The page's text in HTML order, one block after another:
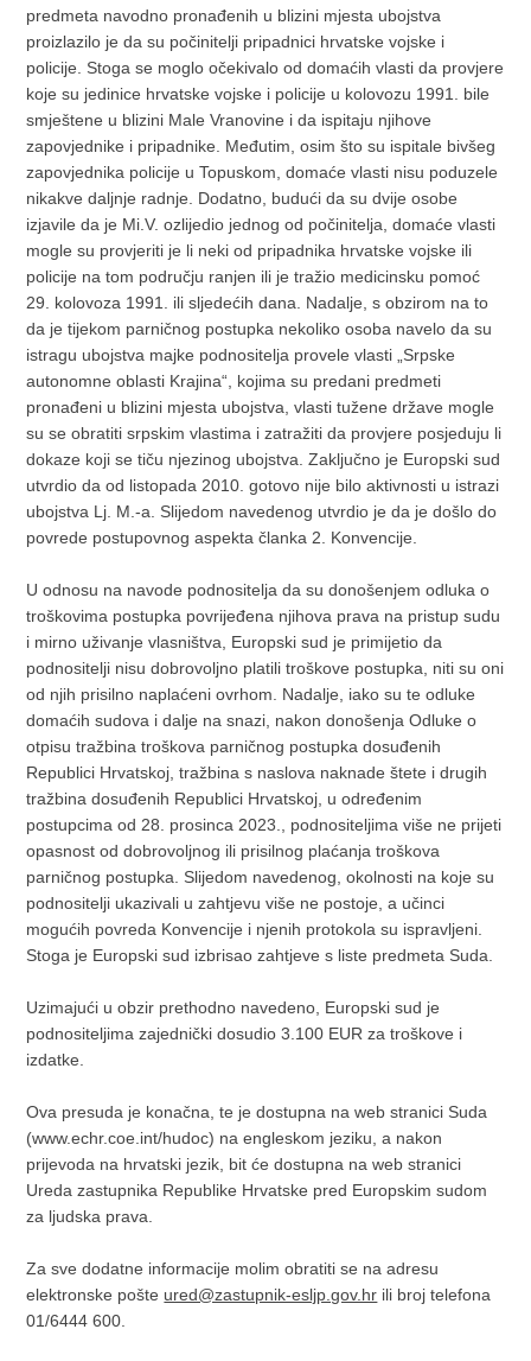
predmeta navodno pronađenih u blizini mjesta ubojstva
proizlazilo je da su počinitelji pripadnici hrvatske vojske i
policije. Stoga se moglo očekivalo od domaćih vlasti da provjere
koje su jedinice hrvatske vojske i policije u kolovozu 1991. bile
smještene u blizini Male Vranovine i da ispitaju njihove
zapovjednike i pripadnike. Međutim, osim što su ispitale bivšeg
zapovjednika policije u Topuskom, domaće vlasti nisu poduzele
nikakve daljnje radnje. Dodatno, budući da su dvije osobe
izjavile da je Mi.V. ozlijedio jednog od počinitelja, domaće vlasti
mogle su provjeriti je li neki od pripadnika hrvatske vojske ili
policije na tom području ranjen ili je tražio medicinsku pomoć
29. kolovoza 1991. ili sljedećih dana. Nadalje, s obzirom na to
da je tijekom parničnog postupka nekoliko osoba navelo da su
istragu ubojstva majke podnositelja provele vlasti „Srpske
autonomne oblasti Krajina“, kojima su predani predmeti
pronađeni u blizini mjesta ubojstva, vlasti tužene države mogle
su se obratiti srpskim vlastima i zatražiti da provjere posjeduju li
dokaze koji se tiču njezinog ubojstva. Zaključno je Europski sud
utvrdio da od listopada 2010. gotovo nije bilo aktivnosti u istrazi
ubojstva Lj. M.-a. Slijedom navedenog utvrdio je da je došlo do
povrede postupovnog aspekta članka 2. Konvencije.
U odnosu na navode podnositelja da su donošenjem odluka o
troškovima postupka povrijeđena njihova prava na pristup sudu
i mirno uživanje vlasništva, Europski sud je primijetio da
podnositelji nisu dobrovoljno platili troškove postupka, niti su oni
od njih prisilno naplaćeni ovrhom. Nadalje, iako su te odluke
domaćih sudova i dalje na snazi, nakon donošenja Odluke o
otpisu tražbina troškova parničnog postupka dosuđenih
Republici Hrvatskoj, tražbina s naslova naknade štete i drugih
tražbina dosuđenih Republici Hrvatskoj, u određenim
postupcima od 28. prosinca 2023., podnositeljima više ne prijeti
opasnost od dobrovoljnog ili prisilnog plaćanja troškova
parničnog postupka. Slijedom navedenog, okolnosti na koje su
podnositelji ukazivali u zahtjevu više ne postoje, a učinci
mogućih povreda Konvencije i njenih protokola su ispravljeni.
Stoga je Europski sud izbrisao zahtjeve s liste predmeta Suda.
Uzimajući u obzir prethodno navedeno, Europski sud je
podnositeljima zajednički dosudio 3.100 EUR za troškove i
izdatke.
Ova presuda je konačna, te je dostupna na web stranici Suda
(www.echr.coe.int/hudoc) na engleskom jeziku, a nakon
prijevoda na hrvatski jezik, bit će dostupna na web stranici
Ureda zastupnika Republike Hrvatske pred Europskim sudom
za ljudska prava.
Za sve dodatne informacije molim obratiti se na adresu
elektronske pošte ured@zastupnik-esljp.gov.hr ili broj telefona
01/6444 600.